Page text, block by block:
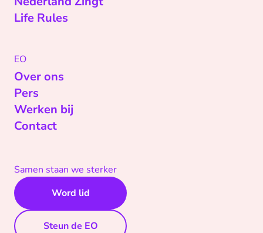
Life Rules
EO
Over ons
Pers
Werken bij
Contact
Samen staan we sterker
Word lid
Steun de EO